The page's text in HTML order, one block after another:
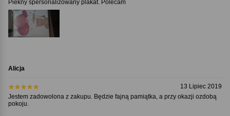
Piekny spersonalizowany plakat. Polecam
Alicja
13 Lipiec 2019
Jestem zadowolona z zakupu. Będzie fajną pamiątka, a przy okazji ozdobą
pokoju.